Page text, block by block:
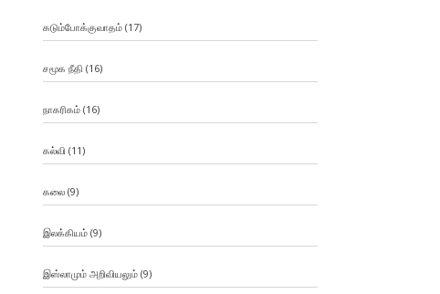
கடும்போக்குவாதம்(17)
சமூக நீதி (16)
நாகரிகம்(16)
கல்வி (11)
கலை(9)
இலக்கியம்(9)
இஸ்லாமும் அறிவியலும்(9)